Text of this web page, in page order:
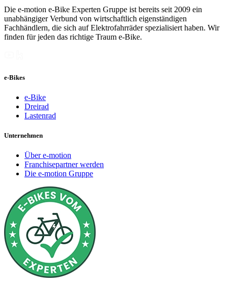
Die e-motion e-Bike Experten Gruppe ist bereits seit 2009 ein
unabhängiger Verbund von wirtschaftlich eigenständigen
Fachhändlern, die sich auf Elektrofahrräder spezialisiert haben. Wir
finden für jeden das richtige Traum e-Bike.
e-Bikes
e-Bike
Dreirad
Lastenrad
Unternehmen
Über e-motion
Franchisepartner werden
Die e-motion Gruppe